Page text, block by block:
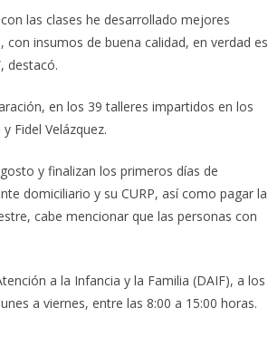
las clases he desarrollado mejores
insumos de buena calidad, en verdad es
destacó.
en los 39 talleres impartidos en los
Fidel Velázquez.
y finalizan los primeros días de
domiciliario y su CURP, así como pagar la
cabe mencionar que las personas con
a la Infancia y la Familia (DAIF), a los
a viernes, entre las 8:00 a 15:00 horas.